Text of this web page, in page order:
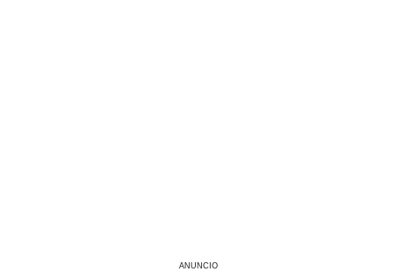
ANUNCIO